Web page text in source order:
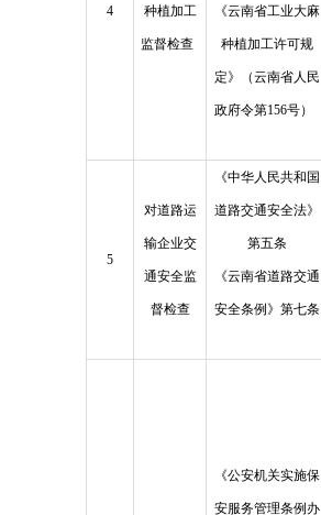
4 种植加工
监督检查
《云南省工业大麻
种植加工许可规
定》（云南省人民
政府令第156号）
5
对道路运
输企业交
通安全监
督检查
《中华人民共和国
道路交通安全法》
第五条
《云南省道路交通
安全条例》第七条
《公安机关实施保
安服务管理条例办